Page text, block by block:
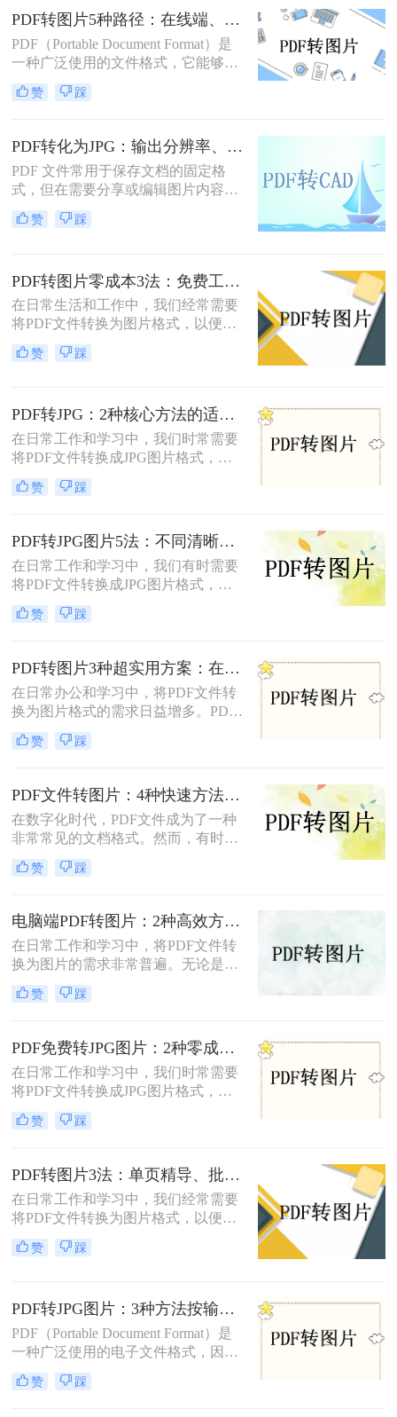
活地编辑、分享或用于其他特殊用
途。那么pdf转图片怎么转免费呢？以
下将详细介绍几种免费将PDF转换为
图片的方法，帮助用户轻松实现格式
转换。
PDF转图片5种路径：在线端、客户端和截图法的效率对比！
PDF（Portable Document Format）是
一种广泛使用的文件格式，它能够保
持文档格式不变，无论在哪种设备上
打开都能呈现出一致的效果。然而，
一页或多页转换为图片格式，比如
JPG或PNG，以方便在不同的应用场
景中使用。那么pdf转图片怎么转呢？
本文将详细介绍几种常见的方法来帮
助您将PDF文件转换为图片。
赞 踩
PDF转化为JPG：输出分辨率、色彩模式和压缩率的设置指南！
PDF 文件常用于保存文档的固定格
式，但在需要分享或编辑图片内容
时，JPG 格式更为灵活。那么pdf如何
转化为jpg呢？本文将详细介绍几种常
赞 踩
PDF转图片零成本3法：免费工具的转换精度和限制对比！
在日常生活和工作中，我们经常需要
将PDF文件转换为图片格式，以便于
分享、编辑或打印。那么怎么不花钱
把pdf转成图片呢？本文将介绍三种不
赞 踩
PDF转JPG：2种核心方法的适用场景和操作差异！
在日常工作和学习中，我们时常需要
将PDF文件转换成JPG图片格式，以
便于在多种设备和平台上进行浏览、
编辑和分享。那么怎么把pdf转换成
JPG的方法。
赞 踩
PDF转JPG图片5法：不同清晰度需求下的最优选择！
在日常工作和学习中，我们有时需要
将PDF文件转换成JPG图片格式，以
便于在社交媒体、网站或打印设备上
展示和分享。那么pdf怎么转换成jpg
成JPG图片的方法。每种方法都有其
独特的优缺点和适用场景，用户可以
根据自己的需求选择最合适的方法。
赞 踩
PDF转图片3种超实用方案：在线、客户端、截图各自优势！
在日常办公和学习中，将PDF文件转
换为图片格式的需求日益增多。PDF
转图片不仅便于分享、保存和打印，
还能有效规避某些版权问题，提高阅
将介绍三种常用的PDF转图片方法。
赞 踩
PDF文件转图片：4种快速方法的速度排名和操作步骤！
在数字化时代，PDF文件成为了一种
非常常见的文档格式。然而，有时候
我们需要将PDF文件转换为图片格
式，以便于在网页或者其他媒体上使
本文将为您介绍几种简单、快速且高
效的转换方法。
赞 踩
电脑端PDF转图片：2种高效方法的详细操作和参数配置!
在日常工作和学习中，将PDF文件转
换为图片的需求非常普遍。无论是为
了方便分享、展示还是进一步处理，
掌握几种高效的PDF转图片方法都是
图片呢？本文将详细介绍两种常见的
电脑上PDF转图片方法，帮助用户轻
松完成文件格式转换。
赞 踩
PDF免费转JPG图片：2种零成本方案的转换效果和限制！
在日常工作和学习中，我们时常需要
将PDF文件转换成JPG图片格式，以
便于在多种设备和平台上进行浏览和
分享。那么pdf怎么转换成jpg图片免
换成JPG图片的方法。
赞 踩
PDF转图片3法：单页精导、批量快导、截图应急各取所需！
在日常工作和学习中，我们经常需要
将PDF文件转换为图片格式，以便进
行分享、打印或进一步的图像处理。
那么怎么把pdf转图片呢？本文将介绍
据实际需求选择合适的方法进行转
换。
赞 踩
PDF转JPG图片：3种方法按输出质量和批量需求选择！
PDF（Portable Document Format）是
一种广泛使用的电子文件格式，因其
跨平台性和良好的排版效果而受到青
睐。然而，在某些情况下，我们可能
赞 踩